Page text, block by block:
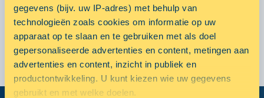
gegevens (bijv. uw IP-adres) met behulp van
technologieën zoals cookies om informatie op uw
apparaat op te slaan en te gebruiken met als doel
gepersonaliseerde advertenties en content, metingen aan
advertenties en content, inzicht in publiek en
productontwikkeling. U kunt kiezen wie uw gegevens
gebruikt en met welke doelen.
Dinsdag: € 15
Maandag, woensdag & donderdag: € 22,50
Vrijdag, zaterdag en zondag: € 27,50
Weekendtarief: € 50
Huurders van een opslagruimte van 6m³ of groter kunnen de
Wat kost het huren van de ALLSAFE aanhanger
voor een niet ALLSAFE huurder?
Dinsdag: € 22,50
Maandag, woensdag & donderdag: € 32,50